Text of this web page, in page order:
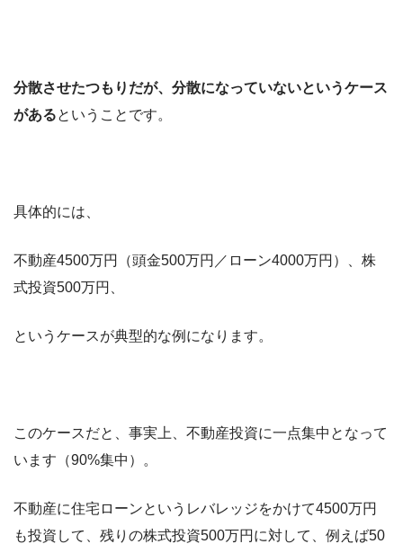
分散させたつもりだが、分散になっていないというケース
があるということです。
具体的には、
不動産4500万円（頭金500万円／ローン4000万円）、株
式投資500万円、
というケースが典型的な例になります。
このケースだと、事実上、不動産投資に一点集中となって
います（90%集中）。
不動産に住宅ローンというレバレッジをかけて4500万円
も投資して、残りの株式投資500万円に対して、例えば50